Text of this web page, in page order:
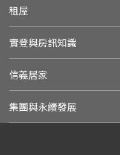
租屋
實登與房訊知識
信義居家
集團與永續發展